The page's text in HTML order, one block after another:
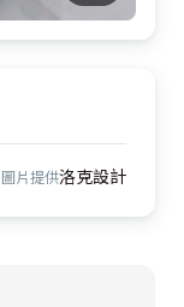
圖片提供洛克設計